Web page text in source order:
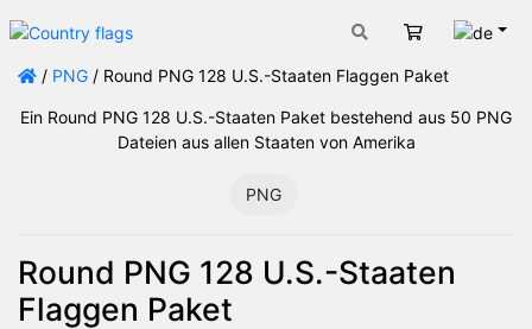
Warenkorb
/ PNG / Round PNG 128 U.S.-Staaten Flaggen Paket
Ein Round PNG 128 U.S.-Staaten Paket bestehend aus 50 PNG
Dateien aus allen Staaten von Amerika
PNG
Round PNG 128 U.S.-Staaten
Flaggen Paket